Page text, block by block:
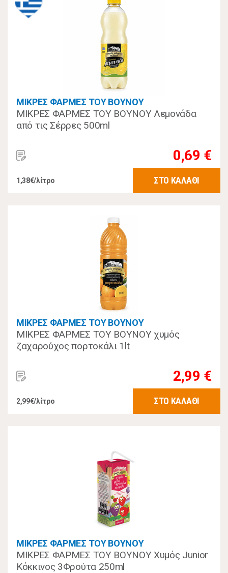
ΜΙΚΡΕΣ ΦΑΡΜΕΣ ΤΟΥ ΒΟΥΝΟΥ
ΜΙΚΡΕΣ ΦΑΡΜΕΣ ΤΟΥ ΒΟΥΝΟΥ Λεμονάδα
από τις Σέρρες 500ml
0,69 €
1,38€/λίτρο ΣΤΟ ΚΑΛΑΘΙ
ΜΙΚΡΕΣ ΦΑΡΜΕΣ ΤΟΥ ΒΟΥΝΟΥ
ΜΙΚΡΕΣ ΦΑΡΜΕΣ ΤΟΥ ΒΟΥΝΟΥ χυμός
ζαχαρούχος πορτοκάλι 1lt
2,99 €
2,99€/λίτρο ΣΤΟ ΚΑΛΑΘΙ
ΜΙΚΡΕΣ ΦΑΡΜΕΣ ΤΟΥ ΒΟΥΝΟΥ
ΜΙΚΡΕΣ ΦΑΡΜΕΣ ΤΟΥ ΒΟΥΝΟΥ Χυμός Junior
Κόκκινος 3Φρούτα 250ml